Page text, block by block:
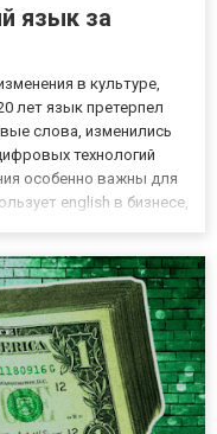
язык за
в культуре,
лет язык претерпел
слова, изменились
технологий
особенно важны для
english в бизнесе,